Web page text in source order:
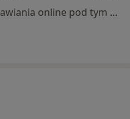
Specjalista nie oferuje umawiania online pod tym adresem.